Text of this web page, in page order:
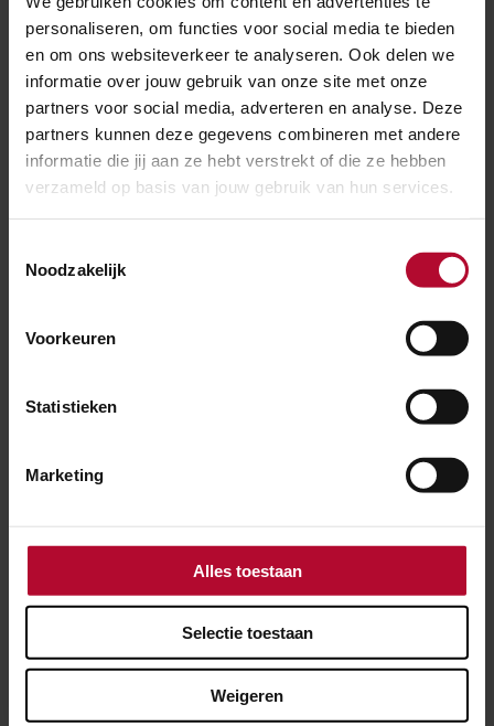
personaliseren, om functies voor social media te bieden
en om ons websiteverkeer te analyseren. Ook delen we
informatie over jouw gebruik van onze site met onze
partners voor social media, adverteren en analyse. Deze
partners kunnen deze gegevens combineren met andere
informatie die jij aan ze hebt verstrekt of die ze hebben
verzameld op basis van jouw gebruik van hun services.
Noodzakelijk
Voorkeuren
Statistieken
Marketing
Alles toestaan
Selectie toestaan
Weigeren
Waarschuwingen en boetes
ProRail wil ongevallen voorkomen en het spoor
betrouwbaar houden. Daarom doen we er alles aan om
spoorlopen te voorkomen. We waarschuwen
(BOA’s) dagelijks controles uit. Treffen zij iemand op
boete geven die kan oplopen tot 230 euro. We
Ben je tevreden over de informatie op
Ja Nee